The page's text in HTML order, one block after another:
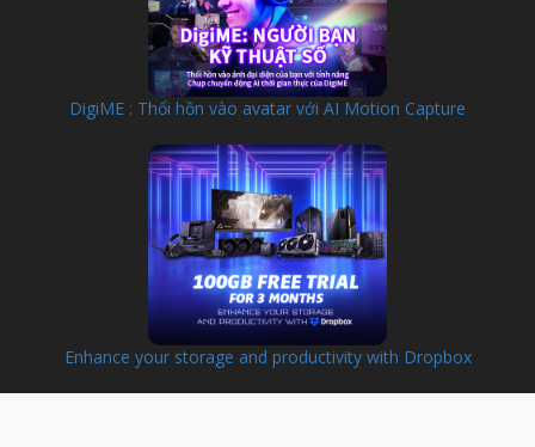
DigiME : Thổi hồn vào avatar với AI Motion Capture
Enhance your storage and productivity with Dropbox